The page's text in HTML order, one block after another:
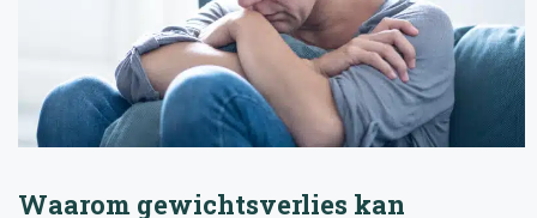
Waarom gewichtsverlies kan